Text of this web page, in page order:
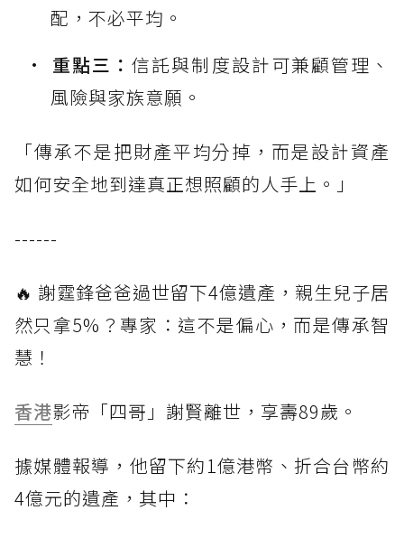
配，不必平均。
重點三：信託與制度設計可兼顧管理、
風險與家族意願。
「傳承不是把財產平均分掉，而是設計資產
如何安全地到達真正想照顧的人手上。」
------
🔥 謝霆鋒爸爸過世留下4億遺產，親生兒子居
然只拿5%？專家：這不是偏心，而是傳承智
慧！
香港影帝「四哥」謝賢離世，享壽89歲。
據媒體報導，他留下約1億港幣、折合台幣約
4億元的遺產，其中：